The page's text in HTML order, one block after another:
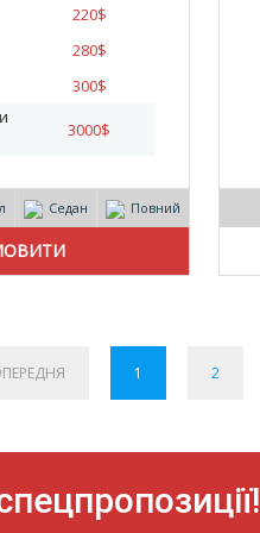
220$
280$
300$
3000$
Седан Повний
1 2